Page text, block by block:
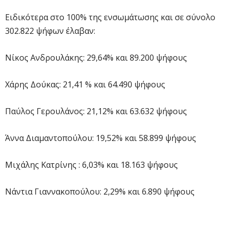
Ειδικότερα στο 100% της ενσωμάτωσης και σε σύνολο
302.822 ψήφων έλαβαν:
Νίκος Ανδρουλάκης: 29,64% και 89.200 ψήφους
Χάρης Δούκας: 21,41 % και 64.490 ψήφους
Παύλος Γερουλάνος: 21,12% και 63.632 ψήφους
Άννα Διαμαντοπούλου: 19,52% και 58.899 ψήφους
Μιχάλης Κατρίνης : 6,03% και 18.163 ψήφους
Νάντια Γιαννακοπούλου: 2,29% και 6.890 ψήφους